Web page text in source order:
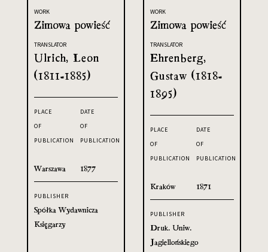
WORK
Zimowa powieść
TRANSLATOR
Ulrich, Leon
(1811-1885)
PLACE
OF
PUBLICATION
Warszawa
DATE
OF
PUBLICATION
1877
PUBLISHER
Spółka Wydawnicza
Księgarzy
WORK
Zimowa powieść
TRANSLATOR
Ehrenberg,
Gustaw (1818-
1895)
PLACE
OF
PUBLICATION
Kraków
DATE
OF
PUBLICATION
1871
PUBLISHER
Druk. Uniw.
Jagiellońskiego